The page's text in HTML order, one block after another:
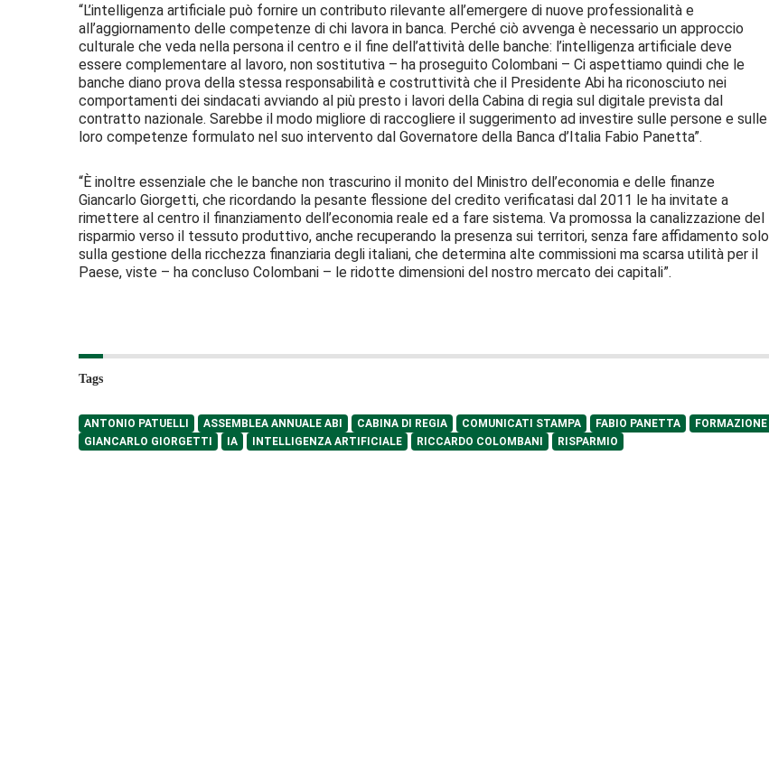
“L’intelligenza artificiale può fornire un contributo rilevante all’emergere di nuove professionalità e
all’aggiornamento delle competenze di chi lavora in banca. Perché ciò avvenga è necessario un approccio
culturale che veda nella persona il centro e il fine dell’attività delle banche: l’intelligenza artificiale deve
essere complementare al lavoro, non sostitutiva – ha proseguito Colombani – Ci aspettiamo quindi che le
banche diano prova della stessa responsabilità e costruttività che il Presidente Abi ha riconosciuto nei
comportamenti dei sindacati avviando al più presto i lavori della Cabina di regia sul digitale prevista dal
contratto nazionale. Sarebbe il modo migliore di raccogliere il suggerimento ad investire sulle persone e sulle
loro competenze formulato nel suo intervento dal Governatore della Banca d’Italia Fabio Panetta”.
“È inoltre essenziale che le banche non trascurino il monito del Ministro dell’economia e delle finanze
Giancarlo Giorgetti, che ricordando la pesante flessione del credito verificatasi dal 2011 le ha invitate a
rimettere al centro il finanziamento dell’economia reale ed a fare sistema. Va promossa la canalizzazione del
risparmio verso il tessuto produttivo, anche recuperando la presenza sui territori, senza fare affidamento solo
sulla gestione della ricchezza finanziaria degli italiani, che determina alte commissioni ma scarsa utilità per il
Paese, viste – ha concluso Colombani – le ridotte dimensioni del nostro mercato dei capitali”.
Tags
ANTONIO PATUELLI ASSEMBLEA ANNUALE ABI CABINA DI REGIA COMUNICATI STAMPA FABIO PANETTA
FORMAZIONE
GIANCARLO GIORGETTI
IA INTELLIGENZA ARTIFICIALE RICCARDO COLOMBANI RISPARMIO